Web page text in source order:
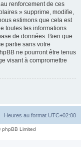
renforcement de ces
» supprime, modifie,
estimons que cela est
toutes les informations
de données. Bien que
partie sans votre
ne pourront être tenus
visant à compromettre
Heures au format UTC+02:00
Limited